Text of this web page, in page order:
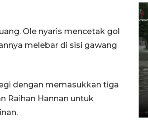
Ole nyaris mencetak gol
melebar di sisi gawang
dengan memasukkan tiga
Raihan Hannan untuk
MAN 3 Padang korban
- VIDEO
11:33